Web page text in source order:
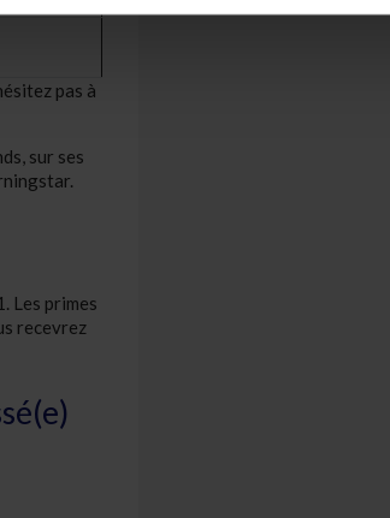
pas à
sur ses
Les primes
recevrez